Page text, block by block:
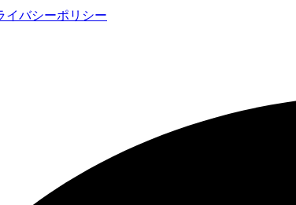
イバシーポリシー